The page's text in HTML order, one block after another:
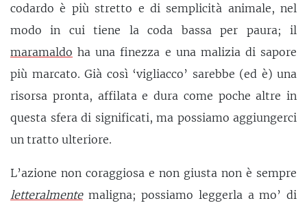
codardo è più stretto e di semplicità animale, nel
modo in cui tiene la coda bassa per paura; il
maramaldo ha una finezza e una malizia di sapore
più marcato. Già così ‘vigliacco’ sarebbe (ed è) una
risorsa pronta, affilata e dura come poche altre in
questa sfera di significati, ma possiamo aggiungerci
un tratto ulteriore.
L’azione non coraggiosa e non giusta non è sempre
letteralmentemaligna; possiamo leggerla a mo’ di